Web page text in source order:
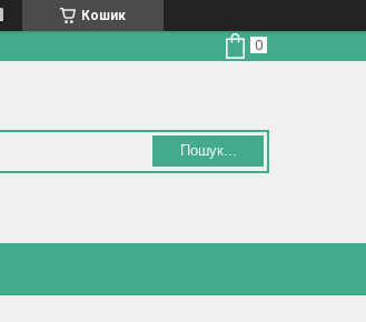
Кошик
Пошук...